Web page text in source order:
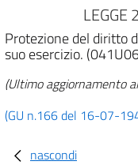
LEGGE
Protezione del diritto
suo esercizio.
(Ultimo aggiornamento
(GU n.166 del 16-07-
nascondi